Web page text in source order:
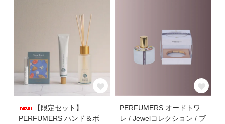
【限定セット】
PERFUMERS ハンド＆ボ
PERFUMERS オードトワ
レ / Jewelコレクション / ブ